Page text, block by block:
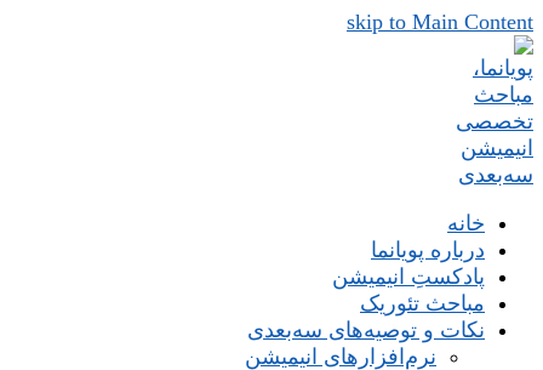
skip to Main Content
خانه
درباره پویانما
پادکستِ انیمیشن
مباحث تئوریک
نکات و توصیه‌های‌ سه‌بعدی
نرم‌افزارهای انیمیشن